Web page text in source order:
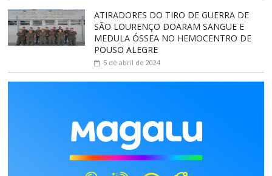
ATIRADORES DO TIRO DE GUERRA DE
SÃO LOURENÇO DOARAM SANGUE E
MEDULA ÓSSEA NO HEMOCENTRO DE
POUSO ALEGRE
5 de abril de 2024